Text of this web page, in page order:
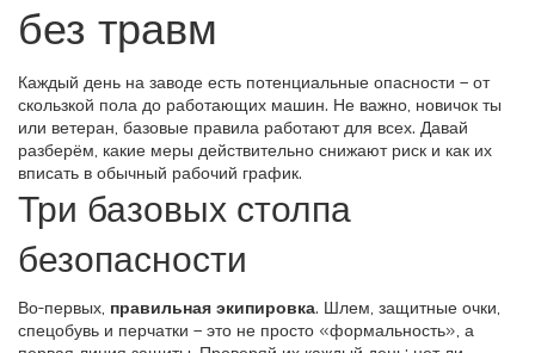
без травм
Каждый день на заводе есть потенциальные опасности – от
скользкой пола до работающих машин. Не важно, новичок ты
или ветеран, базовые правила работают для всех. Давай
разберём, какие меры действительно снижают риск и как их
вписать в обычный рабочий график.
Три базовых столпа
безопасности
Во-первых, правильная экипировка. Шлем, защитные очки,
спецобувь и перчатки – это не просто «формальность», а